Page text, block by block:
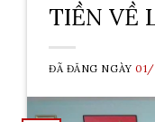
TIỀN VỀ
ĐÃ ĐĂNG NGÀY